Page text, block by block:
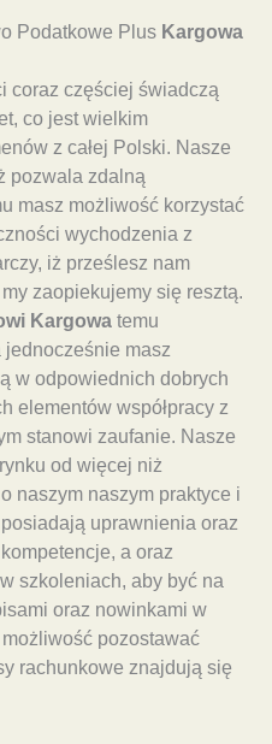
Podatkowe Plus Kargowa
coraz częściej świadczą
co jest wielkim
z całej Polski. Nasze
pozwala zdalną
masz możliwość korzystać
wychodzenia z
iż prześlesz nam
zaopiekujemy się resztą.
Kargowa temu
jednocześnie masz
w odpowiednich dobrych
elementów współpracy z
stanowi zaufanie. Nasze
od więcej niż
naszym naszym praktyce i
uprawnienia oraz
a oraz
szkoleniach, aby być na
oraz nowinkami w
pozostawać
rachunkowe znajdują się